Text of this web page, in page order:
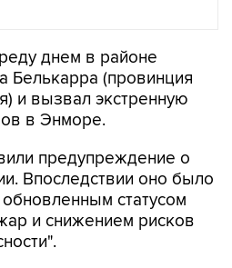
днем в районе
Белькарра (провинция
и вызвал экстренную
в Энморе.
предупреждение о
Впоследствии оно было
статусом
и снижением рисков